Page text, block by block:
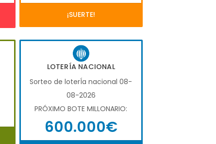
¡SUERTE!
LOTERÍA NACIONAL
Sorteo de loterÍa nacional 08-
08-2026
PRÓXIMO BOTE MILLONARIO:
600.000€